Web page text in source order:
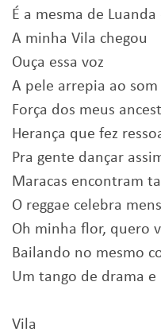
É a mesma de
A minha Vila chegou
Ouça essa voz
A pele arrepia ao
Força dos meus
Herança que fez
Pra gente dançar
Maracas encontram
O reggae celebra
Oh minha flor, quero
Bailando no mesmo
Um tango de drama e
Vila